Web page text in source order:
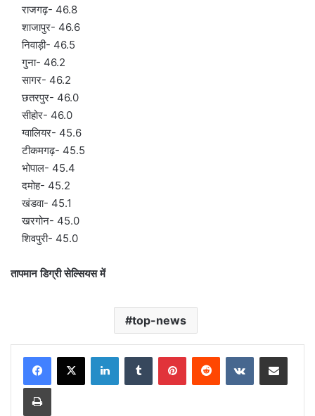
राजगढ़- 46.8
शाजापुर- 46.6
निवाड़ी- 46.5
गुना- 46.2
सागर- 46.2
छतरपुर- 46.0
सीहोर- 46.0
ग्वालियर- 45.6
टीकमगढ़- 45.5
भोपाल- 45.4
दमोह- 45.2
खंडवा- 45.1
खरगोन- 45.0
शिवपुरी- 45.0
तापमान डिग्री सेल्सियस में
top-news
LinkedInTumblr PinterestReddit VKontakteShare via Email
Print